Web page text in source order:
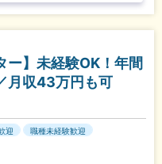
ー】未経験OK！年間
月収43万円も可
迎
職種未経験歓迎